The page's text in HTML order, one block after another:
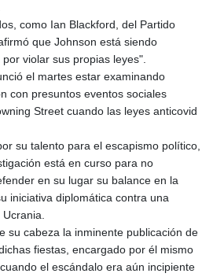
como Ian Blackford, del Partido
que Johnson está siendo
violar sus propias leyes".
el martes estar examinando
con presuntos eventos sociales
Street cuando las leyes anticovid
su talento para el escapismo político,
está en curso para no
en su lugar su balance en la
iniciativa diplomática contra una
su cabeza la inminente publicación de
fiestas, encargado por él mismo
el escándalo era aún incipiente